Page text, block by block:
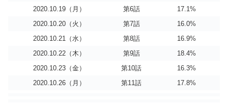
2020.10.19（月）
第6話
17.1%
2020.10.20（火）
第7話
16.0%
2020.10.21（水）
第8話
16.9%
2020.10.22（木）
第9話
18.4%
2020.10.23（金）
第10話
16.3%
2020.10.26（月）
第11話 17.8%